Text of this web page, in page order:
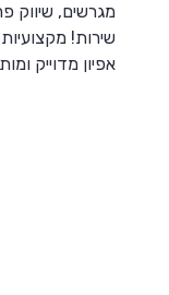
מגרשים, שיווק
שירות!
אפיון מדוייק